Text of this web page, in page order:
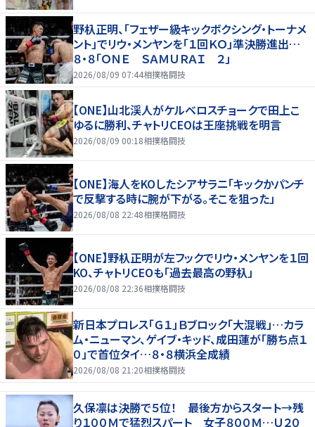
野杁正明、「フェザー級キックボクシング・トーナメ
ント」でリウ・メンヤンを「１回ＫＯ」準決勝進出…
８・８「ＯＮＥ ＳＡＭＵＲＡＩ ２」
2026/08/09 07:44相撲格闘技
【ONE】山北渓人がケルベロスチョークで田上こ
ゆるに勝利、チャトリCEOは王座挑戦を明言
2026/08/09 00:18相撲格闘技
【ONE】海人をKOしたシアサラニ「キックかパンチ
で反撃する時に腕が下がる。そこを狙った」
2026/08/08 22:48相撲格闘技
【ONE】野杁正明が左フックでリウ・メンヤンを１回
KO、チャトリCEOも「過去最高の野杁」
2026/08/08 22:36相撲格闘技
新日本プロレス「Ｇ１」Ｂブロック「大混戦」…カラ
ム・ニューマン、ゲイブ・キッド、成田蓮が「勝ち点１
０」で首位タイ…８・８横浜全成績
2026/08/08 21:20相撲格闘技
久保凛は決勝で５位！ 最後方からスタート→残
り１００Ｍで猛烈スパート 女子８００Ｍ…Ｕ２０